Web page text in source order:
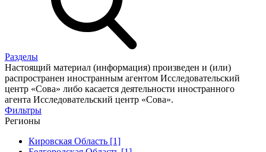
Разделы
Настоящий материал (информация) произведен и (или)
распространен иностранным агентом Исследовательский
центр «Сова» либо касается деятельности иностранного
агента Исследовательский центр «Сова».
Фильтры
Регионы
Кировская Область [1]